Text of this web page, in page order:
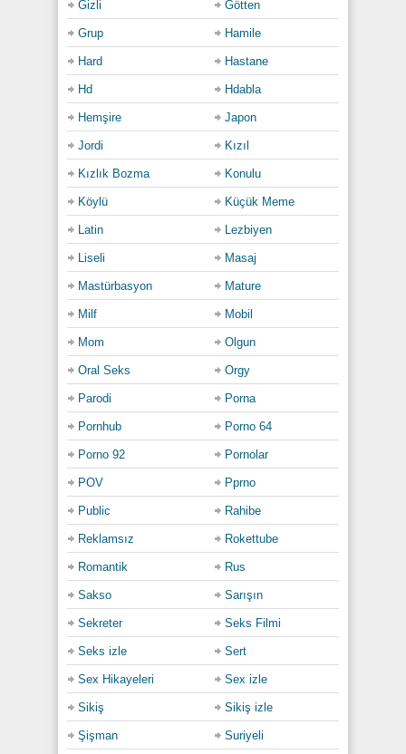
Gizli Götten
Grup Hamile
Hard Hastane
Hd Hdabla
Hemşire Japon
Jordi Kızıl
Kızlık Bozma Konulu
Köylü Küçük Meme
Latin Lezbiyen
Liseli Masaj
Mastürbasyon Mature
Milf Mobil
Mom Olgun
Oral Seks Orgy
Parodi Porna
Pornhub Porno 64
Porno 92 Pornolar
POV Pprno
Public Rahibe
Reklamsız Rokettube
Romantik Rus
Sakso Sarışın
Sekreter Seks Filmi
Seks izle Sert
Sex Hikayeleri Sex izle
Sikiş Sikiş izle
Şişman Suriyeli